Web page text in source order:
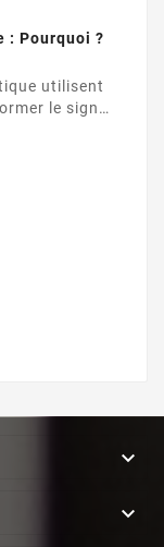
: Pourquoi ?
utilisent
le signal

